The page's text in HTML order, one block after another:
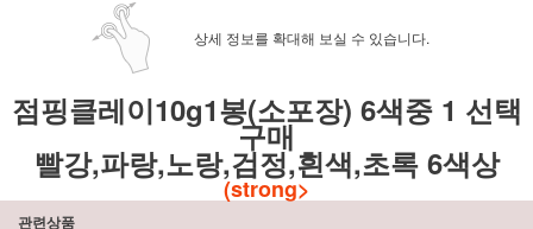
상세 정보를 확대해 보실 수 있습니다.
점핑클레이10g1봉(소포장) 6색중 1 선택
구매
빨강,파랑,노랑,검정,흰색,초록 6색상
(strong>
관련상품